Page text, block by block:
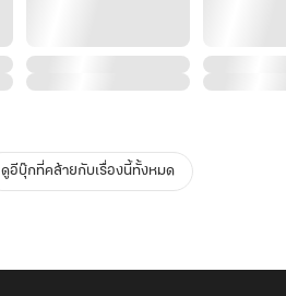
ดูอีบุ๊กที่คล้ายกับเรื่องนี้ทั้งหมด